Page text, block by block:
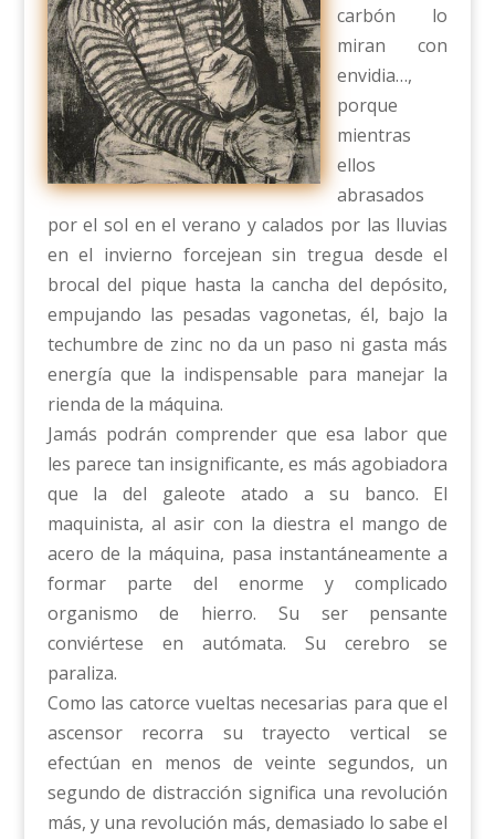
carbón lo
miran con
envidia…,
porque
mientras
ellos
abrasados
por el sol en el verano y calados por las lluvias
en el invierno forcejean sin tregua desde el
brocal del pique hasta la cancha del depósito,
empujando las pesadas vagonetas, él, bajo la
techumbre de zinc no da un paso ni gasta más
energía que la indispensable para manejar la
rienda de la máquina.
Jamás podrán comprender que esa labor que
les parece tan insignificante, es más agobiadora
que la del galeote atado a su banco. El
maquinista, al asir con la diestra el mango de
acero de la máquina, pasa instantáneamente a
formar parte del enorme y complicado
organismo de hierro. Su ser pensante
conviértese en autómata. Su cerebro se
paraliza.
Como las catorce vueltas necesarias para que el
ascensor recorra su trayecto vertical se
efectúan en menos de veinte segundos, un
segundo de distracción significa una revolución
más, y una revolución más, demasiado lo sabe el